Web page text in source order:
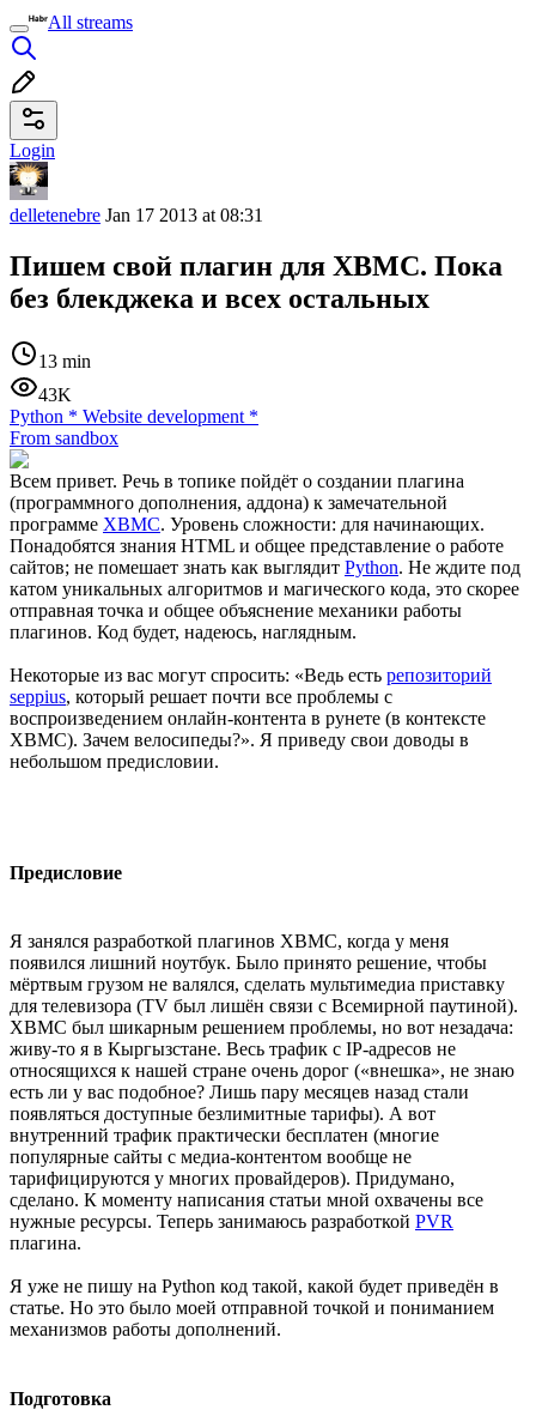
All streams
Login
delletenebre Jan 17 2013 at 08:31
Пишем свой плагин для XBMC. Пока
без блекджека и всех остальных
13 min
43K
Python * Website development *
From sandbox
Всем привет. Речь в топике пойдёт о создании плагина
(программного дополнения, аддона) к замечательной
программе XBMC. Уровень сложности: для начинающих.
Понадобятся знания HTML и общее представление о работе
сайтов; не помешает знать как выглядит Python. Не ждите под
катом уникальных алгоритмов и магического кода, это скорее
отправная точка и общее объяснение механики работы
плагинов. Код будет, надеюсь, наглядным.
Некоторые из вас могут спросить: «Ведь есть репозиторий
seppius, который решает почти все проблемы с
воспроизведением онлайн-контента в рунете (в контексте
XBMC). Зачем велосипеды?». Я приведу свои доводы в
небольшом предисловии.
Предисловие
Я занялся разработкой плагинов XBMC, когда у меня
появился лишний ноутбук. Было принято решение, чтобы
мёртвым грузом не валялся, сделать мультимедиа приставку
для телевизора (TV был лишён связи с Всемирной паутиной).
XBMC был шикарным решением проблемы, но вот незадача:
живу-то я в Кыргызстане. Весь трафик с IP-адресов не
относящихся к нашей стране очень дорог («внешка», не знаю
есть ли у вас подобное? Лишь пару месяцев назад стали
появляться доступные безлимитные тарифы). А вот
внутренний трафик практически бесплатен (многие
популярные сайты с медиа-контентом вообще не
тарифицируются у многих провайдеров). Придумано,
сделано. К моменту написания статьи мной охвачены все
нужные ресурсы. Теперь занимаюсь разработкой PVR
плагина.
Я уже не пишу на Python код такой, какой будет приведён в
статье. Но это было моей отправной точкой и пониманием
механизмов работы дополнений.
Подготовка